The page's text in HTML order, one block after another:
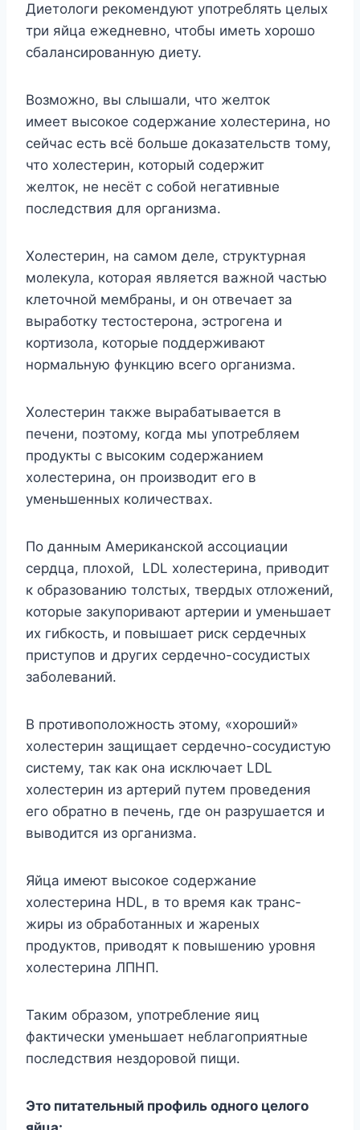
Диетологи рекомендуют употреблять целых
три яйца ежедневно, чтобы иметь хорошо
сбалансированную диету.
Возможно, вы слышали, что желток
имеет высокое содержание холестерина, но
сейчас есть всё больше доказательств тому,
что холестерин, который содержит
желток, не несёт с собой негативные
последствия для организма.
Холестерин, на самом деле, структурная
молекула, которая является важной частью
клеточной мембраны, и он отвечает за
выработку тестостерона, эстрогена и
кортизола, которые поддерживают
нормальную функцию всего организма.
Холестерин также вырабатывается в
печени, поэтому, когда мы употребляем
продукты с высоким содержанием
холестерина, он производит его в
уменьшенных количествах.
По данным Американской ассоциации
сердца, плохой, LDL холестерина, приводит
к образованию толстых, твердых отложений,
которые закупоривают артерии и уменьшает
их гибкость, и повышает риск сердечных
приступов и других сердечно-сосудистых
заболеваний.
В противоположность этому, «хороший»
холестерин защищает сердечно-сосудистую
систему, так как она исключает LDL
холестерин из артерий путем проведения
его обратно в печень, где он разрушается и
выводится из организма.
Яйца имеют высокое содержание
холестерина HDL, в то время как транс-
жиры из обработанных и жареных
продуктов, приводят к повышению уровня
холестерина ЛПНП.
Таким образом, употребление яиц
фактически уменьшает неблагоприятные
последствия нездоровой пищи.
Это питательный профиль одного целого